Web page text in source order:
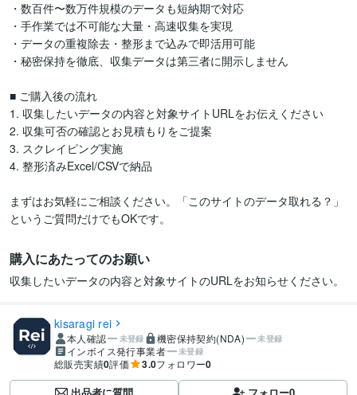
・数百件〜数万件規模のデータも短納期で対応
・手作業では不可能な大量・高速収集を実現
・データの重複除去・整形まで込みで即活用可能
・秘密保持を徹底、収集データは第三者に開示しません
■ ご購入後の流れ
1. 収集したいデータの内容と対象サイトURLをお伝えください
2. 収集可否の確認とお見積もりをご提案
3. スクレイピング実施
4. 整形済みExcel/CSVで納品
まずはお気軽にご相談ください。「このサイトのデータ取れる？」
というご質問だけでもOKです。
購入にあたってのお願い
収集したいデータの内容と対象サイトのURLをお知らせください。
kisaragi rei
本人確認 未登録 機密保持契約(NDA) 未登録
インボイス発行事業者 未登録
総販売実績0評価 3.0フォロワー0